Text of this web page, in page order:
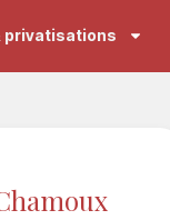
privatisations